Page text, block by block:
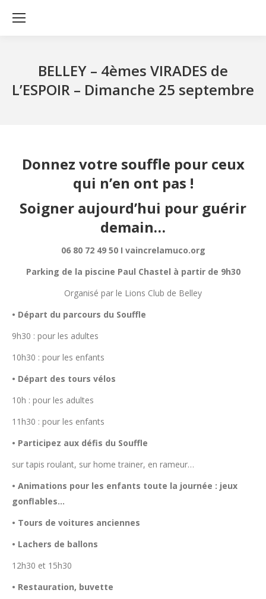
BELLEY – 4èmes VIRADES de
L’ESPOIR – Dimanche 25 septembre
Donnez votre souffle pour ceux
qui n’en ont pas !
Soigner aujourd’hui pour guérir
demain…
06 80 72 49 50 I vaincrelamuco.org
Parking de la piscine Paul Chastel à partir de 9h30
Organisé par le Lions Club de Belley
• Départ du parcours du Souffle
9h30 : pour les adultes
10h30 : pour les enfants
• Départ des tours vélos
10h : pour les adultes
11h30 : pour les enfants
• Participez aux défis du Souffle
sur tapis roulant, sur home trainer, en rameur…
• Animations pour les enfants toute la journée : jeux
gonflables…
• Tours de voitures anciennes
• Lachers de ballons
12h30 et 15h30
• Restauration, buvette